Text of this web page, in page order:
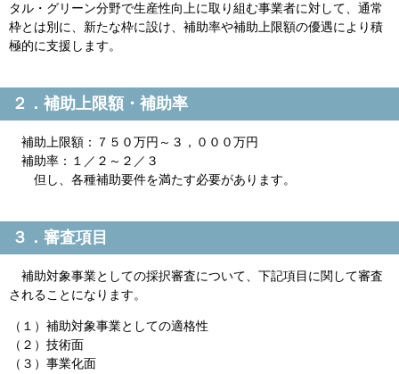
タル・グリーン分野で生産性向上に取り組む事業者に対して、通常
枠とは別に、新たな枠に設け、補助率や補助上限額の優遇により積
極的に支援します。
２．補助上限額・補助率
補助上限額：７５０万円～３，０００万円
補助率：１／２～２／３
但し、各種補助要件を満たす必要があります。
３．審査項目
補助対象事業としての採択審査について、下記項目に関して審査
されることになります。
（１）補助対象事業としての適格性
（２）技術面
（３）事業化面